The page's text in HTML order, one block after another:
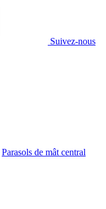
Suivez-nous
Parasols de mât central